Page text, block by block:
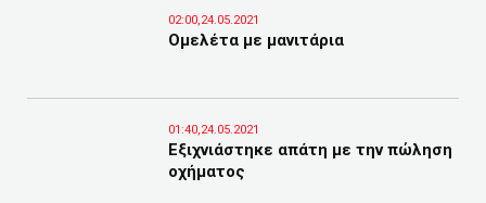
02:00,24.05.2021
Ομελέτα με μανιτάρια
01:40,24.05.2021
Εξιχνιάστηκε απάτη με την πώληση
οχήματος